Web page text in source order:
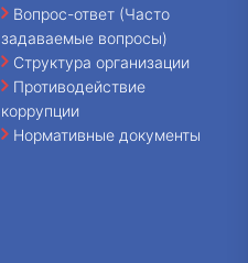
Вопрос-ответ (Часто
задаваемые вопросы)
Структура организации
Противодействие
коррупции
Нормативные документы